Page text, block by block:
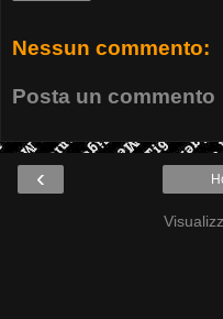
Nessun commento:
Posta un commento
‹